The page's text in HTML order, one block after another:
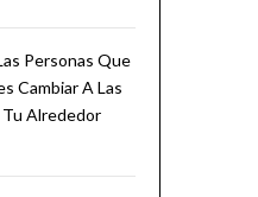
Personas Que
Cambiar A Las
Alrededor